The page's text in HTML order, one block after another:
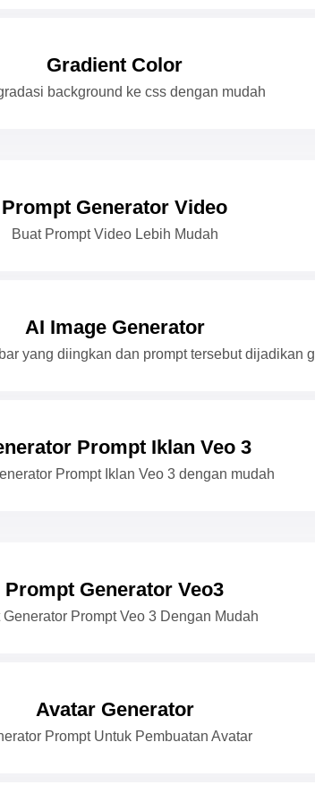
Gradient Color
background ke css dengan mudah
Prompt Generator Video
Buat Prompt Video Lebih Mudah
AI Image Generator
yang diingkan dan prompt tersebut dijadikan
Prompt Iklan Veo 3
Prompt Iklan Veo 3 dengan mudah
Prompt Generator Veo3
Generator Prompt Veo 3 Dengan Mudah
Avatar Generator
Prompt Untuk Pembuatan Avatar